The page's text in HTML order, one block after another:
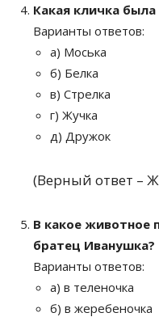
Какая кличка была
Варианты ответов:
а) Моська
б) Белка
в) Стрелка
г) Жучка
д) Дружок
(Верный ответ – Ж
В какое животное
братец Иванушка?
Варианты ответов:
а) в теленочка
б) в жеребеночка